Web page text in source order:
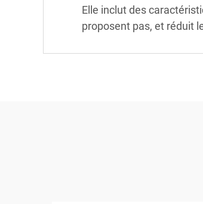
Elle inclut des
proposent pas, et réduit